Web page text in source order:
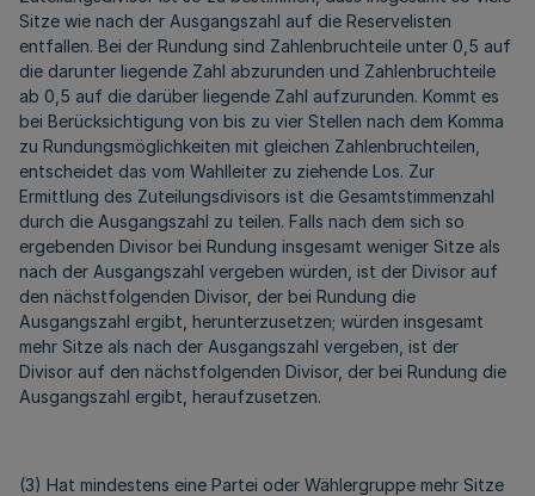
Sitze wie nach der Ausgangszahl auf die Reservelisten
entfallen. Bei der Rundung sind Zahlenbruchteile unter 0,5 auf
die darunter liegende Zahl abzurunden und Zahlenbruchteile
ab 0,5 auf die darüber liegende Zahl aufzurunden. Kommt es
bei Berücksichtigung von bis zu vier Stellen nach dem Komma
zu Rundungsmöglichkeiten mit gleichen Zahlenbruchteilen,
entscheidet das vom Wahlleiter zu ziehende Los. Zur
Ermittlung des Zuteilungsdivisors ist die Gesamtstimmenzahl
durch die Ausgangszahl zu teilen. Falls nach dem sich so
ergebenden Divisor bei Rundung insgesamt weniger Sitze als
nach der Ausgangszahl vergeben würden, ist der Divisor auf
den nächstfolgenden Divisor, der bei Rundung die
Ausgangszahl ergibt, herunterzusetzen; würden insgesamt
mehr Sitze als nach der Ausgangszahl vergeben, ist der
Divisor auf den nächstfolgenden Divisor, der bei Rundung die
Ausgangszahl ergibt, heraufzusetzen.
(3) Hat mindestens eine Partei oder Wählergruppe mehr Sitze